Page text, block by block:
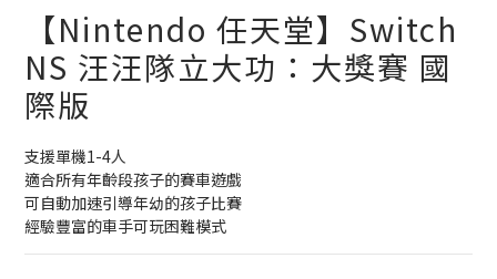
【Nintendo 任天堂】Switch
NS 汪汪隊立大功：大獎賽 國
際版
支援單機1-4人
適合所有年齡段孩子的賽車遊戲
可自動加速引導年幼的孩子比賽
經驗豐富的車手可玩困難模式